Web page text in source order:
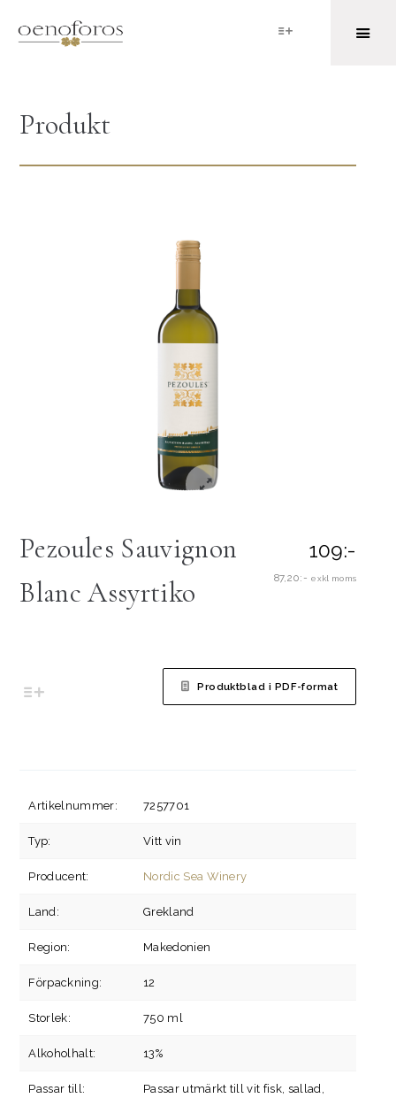
Produkt
Pezoules Sauvignon
Blanc Assyrtiko
109:-
87,20:- exkl moms
Produktblad i PDF-format
Artikelnummer: 7257701
Typ: Vitt vin
Producent: Nordic Sea Winery
Land: Grekland
Region: Makedonien
Förpackning: 12
Storlek: 750 ml
Alkoholhalt: 13%
Passar till:
Passar utmärkt till vit fisk, sallad,